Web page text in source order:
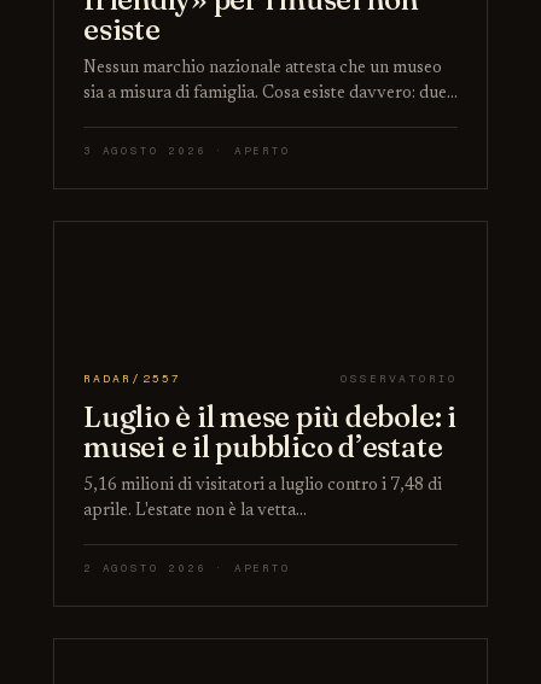
esiste
Nessun marchio nazionale attesta che un museo
sia a misura di famiglia. Cosa esiste davvero: due…
3 AGOSTO 2026 · APERTO
RADAR/2557 OSSERVATORIO
Luglio è il mese più debole: i
musei e il pubblico d’estate
5,16 milioni di visitatori a luglio contro i 7,48 di
aprile. L'estate non è la vetta…
2 AGOSTO 2026 · APERTO